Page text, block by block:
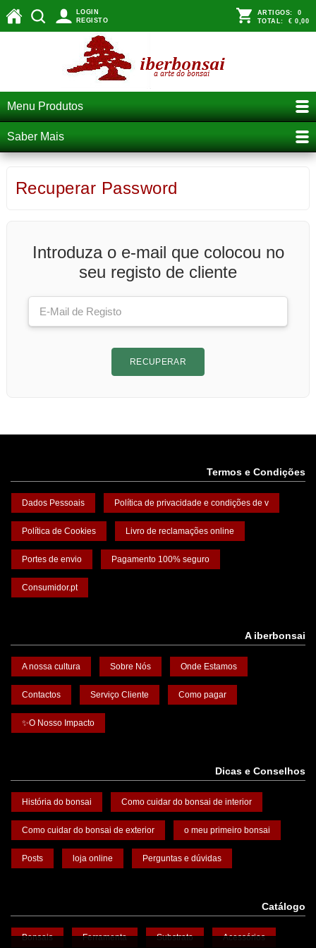
LOGIN
REGISTO
ARTIGOS: 0
TOTAL: € 0,00
Menu Produtos
Saber Mais
Recuperar Password
Introduza o e-mail que colocou no
seu registo de cliente
RECUPERAR
Termos e Condições
Dados Pessoais Política de privacidade e condições de v
Política de Cookies Livro de reclamações online
Portes de envio Pagamento 100% seguro
Consumidor.pt
A iberbonsai
A nossa cultura Sobre Nós Onde Estamos
Contactos Serviço Cliente Como pagar
✨O Nosso Impacto
Dicas e Conselhos
História do bonsai Como cuidar do bonsai de interior
Como cuidar do bonsai de exterior o meu primeiro bonsai
Posts loja online Perguntas e dúvidas
Catálogo
Bonsais Ferramenta Substrato Acessórios